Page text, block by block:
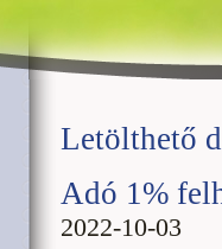
Letölthető
Adó 1%
2022-10-03